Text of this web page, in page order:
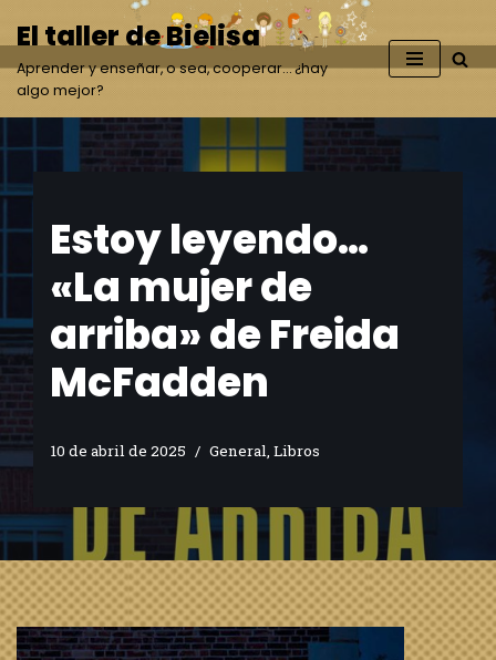
Saltar
al
contenido
El taller de Bielisa
Aprender y enseñar, o sea, cooperar… ¿hay
algo mejor?
Estoy leyendo…
«La mujer de
arriba» de Freida
McFadden
10 de abril de 2025 General Libros